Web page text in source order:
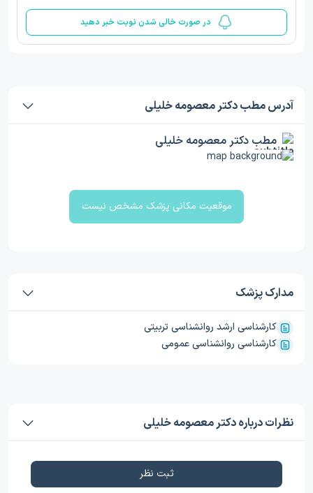
در صورت خالی شدن نوبت خبر دهید
آدرس مطب دکتر معصومه خلیلی
مطب دکتر معصومه خلیلی
موقعیت مکانی پزشک مشخص نیست
مدارک پزشک
کارشناسی ارشد روانشناسی تربیتی
کارشناسی روانشناسی عمومی
نظرات درباره دکتر معصومه خلیلی
ثبت نظر